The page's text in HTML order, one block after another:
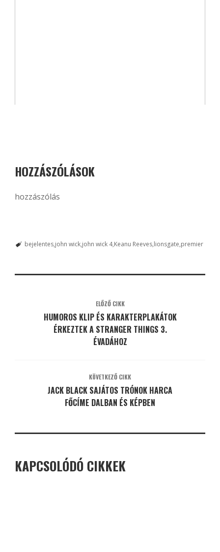
HOZZÁSZÓLÁSOK
hozzászólás
bejelentes john wick john wick 4 Keanu Reeves lionsgate premier
ELŐZŐ CIKK
HUMOROS KLIP ÉS KARAKTERPLAKÁTOK
ÉRKEZTEK A STRANGER THINGS 3.
ÉVADÁHOZ
KÖVETKEZŐ CIKK
JACK BLACK SAJÁTOS TRÓNOK HARCA
FŐCÍME DALBAN ÉS KÉPBEN
KAPCSOLÓDÓ CIKKEK